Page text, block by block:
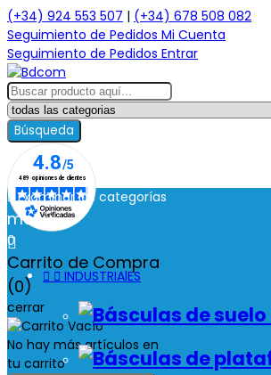
(+34) 924 553 507 | (+34) 678 508 082
Seguimiento de Pedidos Mi Cuenta
Seguimiento de Pedidos Entrar
Búsqueda
0
Carrito de Compra
(0)
cerrar
No hay más artículos en
tu carrito
 Examinar las categorías
menú

  INDUSTRIAlES